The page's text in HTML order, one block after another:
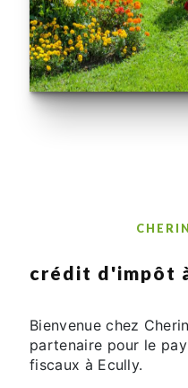
crédit d'impôt
Bienvenue chez
partenaire pour le
fiscaux à Ecully.